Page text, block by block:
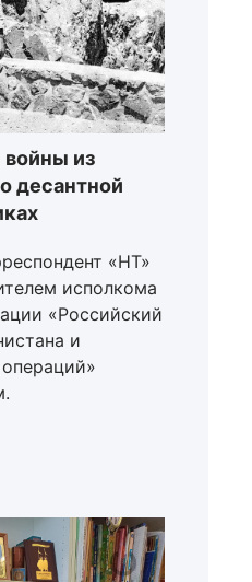
войны из
десантной
«НТ»
исполкома
«Российский
и